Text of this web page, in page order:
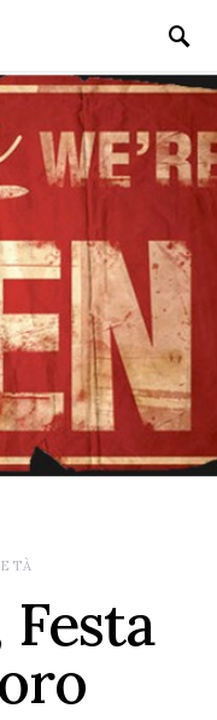
Festa